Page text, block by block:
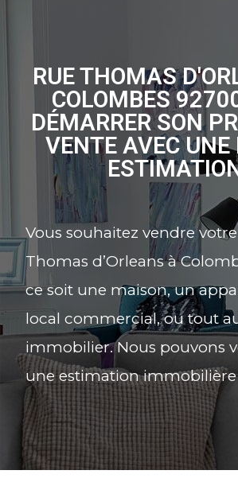
RUE THOMAS
COLOMBES
DÉMARRER SON
VENTE AVEC UNE
Vous souhaitez vendre
Thomas d’Orleans à
ce soit une maison, un
local commercial, ou tout
immobilier. Nous pouvons
une estimation